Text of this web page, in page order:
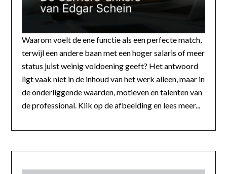
Waarom voelt de ene functie als een perfecte match,
terwijl een andere baan met een hoger salaris of meer
status juist weinig voldoening geeft? Het antwoord
ligt vaak niet in de inhoud van het werk alleen, maar in
de onderliggende waarden, motieven en talenten van
de professional. Klik op de afbeelding en lees meer...